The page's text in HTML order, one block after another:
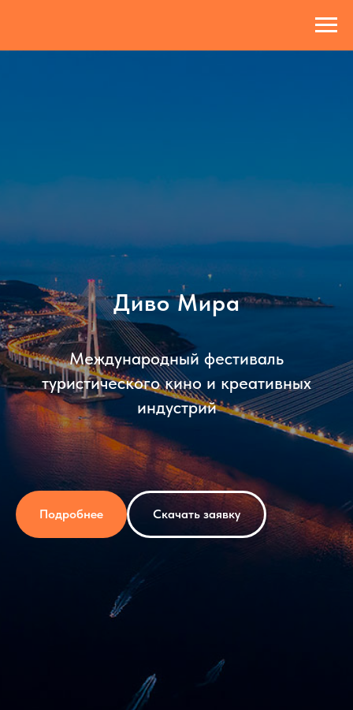
Диво Мира
Международный фестиваль
туристического кино и креативных
индустрий
Подробнее Скачать заявку